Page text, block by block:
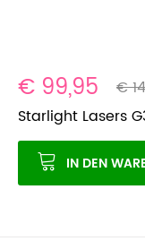
€ 99,95
€
Starlight Lasers
IN DEN